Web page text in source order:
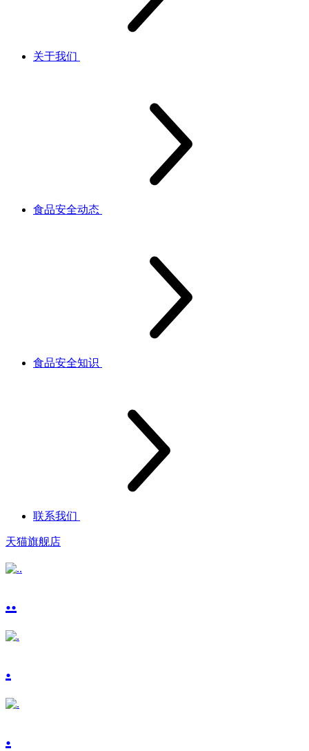
关于我们
食品安全动态
食品安全知识
联系我们
天猫旗舰店
..
.
.